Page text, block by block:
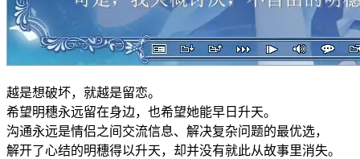
越是想破坏，就越是留恋。
希望明穗永远留在身边，也希望她能早日升天。
沟通永远是情侣之间交流信息、解决复杂问题的最优选，
解开了心结的明穗得以升天，却并没有就此从故事里消失。